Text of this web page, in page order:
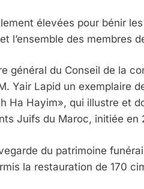
élevées pour bénir
l’ensemble des membres
général du Conseil de la
Yair Lapid un exemplaire
Ha Hayim», qui illustre et
Juifs du Maroc, initiée en
du patrimoine
la restauration de 170
L’année La Plus
ISRAÉL